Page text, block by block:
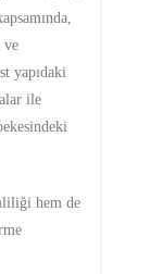
ve
yapıdaki
ile
hem de